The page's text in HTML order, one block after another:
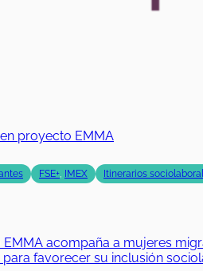
proyecto EMMA
FSE+, IMEX Itinerarios
EMMA acompaña a mujeres
favorecer su inclusión